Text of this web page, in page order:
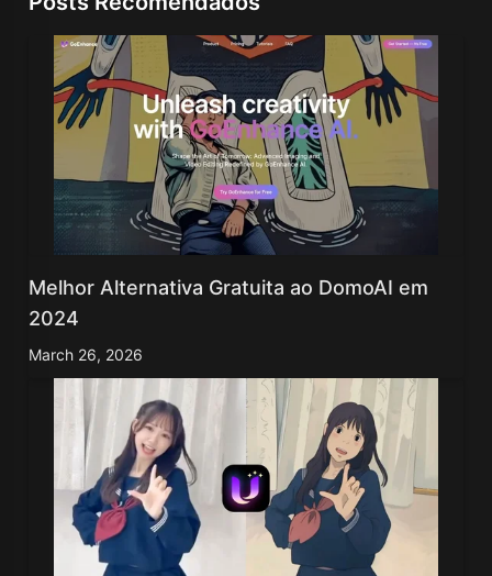
Melhor Alternativa Gratuita ao DomoAI em
2024
March 26, 2026